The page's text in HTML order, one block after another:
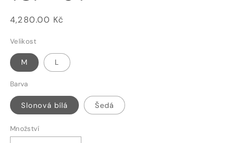
Běžná
4,280.00 Kč
Velikost
M L
Barva
Slonová bílá Šedá
Množství
Množství